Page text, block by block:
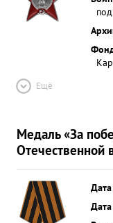
Ещё
Медаль «За
Отечественной